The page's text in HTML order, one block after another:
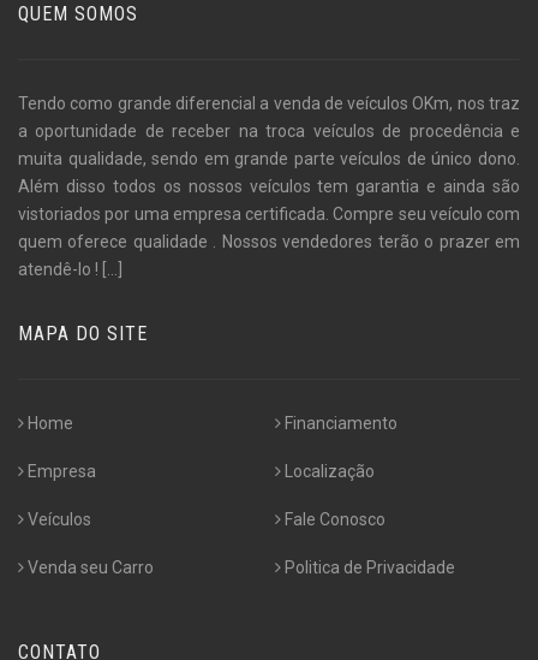
QUEM SOMOS
Tendo como grande diferencial a venda de veículos OKm, nos traz
a oportunidade de receber na troca veículos de procedência e
muita qualidade, sendo em grande parte veículos de único dono.
Além disso todos os nossos veículos tem garantia e ainda são
vistoriados por uma empresa certificada. Compre seu veículo com
quem oferece qualidade . Nossos vendedores terão o prazer em
atendê-lo ! [...]
MAPA DO SITE
Home
Empresa
Veículos
Venda seu Carro
Financiamento
Localização
Fale Conosco
Politica de Privacidade
CONTATO